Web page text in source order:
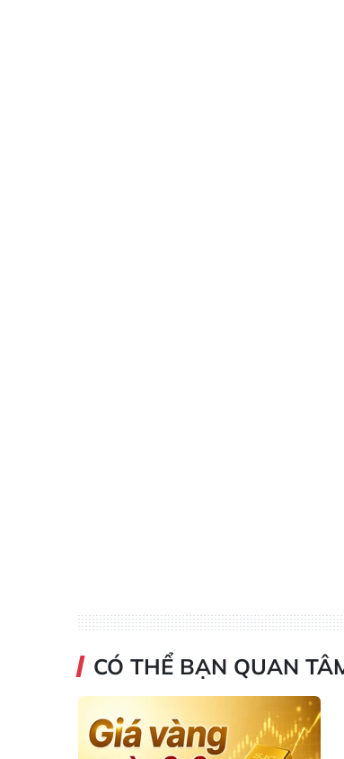
CÓ THỂ BẠN QUAN